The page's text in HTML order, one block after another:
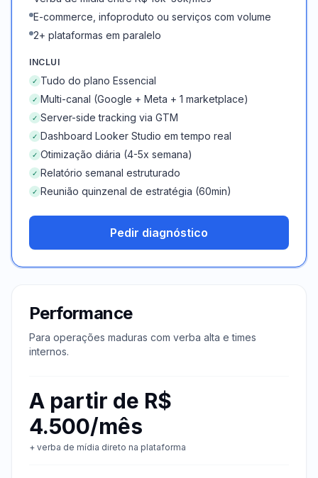
E-commerce, infoproduto ou serviços com volume
2+ plataformas em paralelo
INCLUI
✓ Tudo do plano Essencial
✓ Multi-canal (Google + Meta + 1 marketplace)
✓ Server-side tracking via GTM
✓ Dashboard Looker Studio em tempo real
✓ Otimização diária (4-5x semana)
✓ Relatório semanal estruturado
✓ Reunião quinzenal de estratégia (60min)
Pedir diagnóstico
Performance
Para operações maduras com verba alta e times
internos.
A partir de R$
4.500/mês
+ verba de mídia direto na plataforma